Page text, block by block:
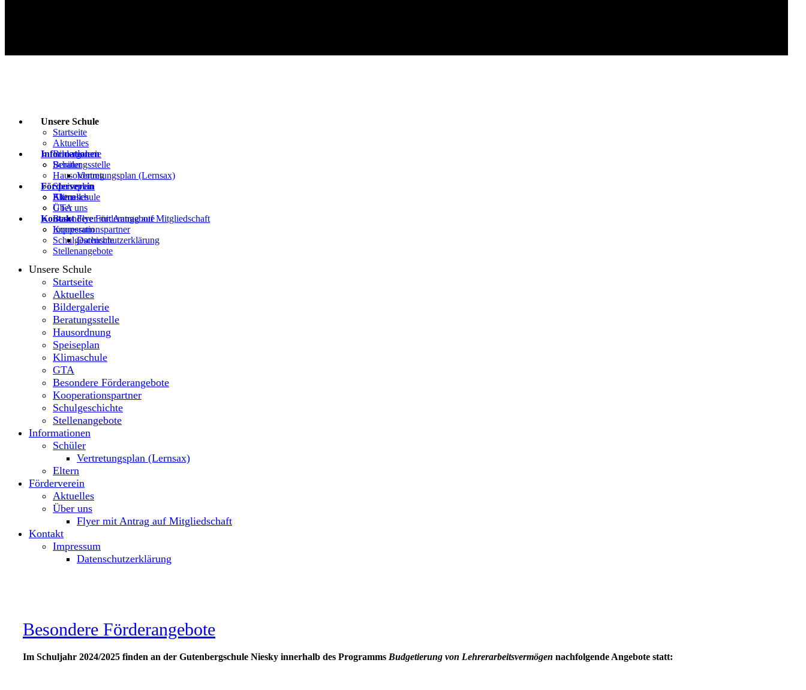
Unsere Schule
Startseite
Aktuelles
Bildergalerie
Beratungsstelle
Hausordnung
Speiseplan
Klimaschule
GTA
Besondere Förderangebote
Kooperationspartner
Schulgeschichte
Stellenangebote
Informationen
Schüler
Vertretungsplan (Lernsax)
Eltern
Förderverein
Aktuelles
Über uns
Flyer mit Antrag auf Mitgliedschaft
Kontakt
Impressum
Datenschutzerklärung
Unsere Schule
Startseite
Aktuelles
Bildergalerie
Beratungsstelle
Hausordnung
Speiseplan
Klimaschule
GTA
Besondere Förderangebote
Kooperationspartner
Schulgeschichte
Stellenangebote
Informationen
Schüler
Vertretungsplan (Lernsax)
Eltern
Förderverein
Aktuelles
Über uns
Flyer mit Antrag auf Mitgliedschaft
Kontakt
Impressum
Datenschutzerklärung
Besondere Förderangebote
Im Schuljahr 2024/2025 finden an der Gutenbergschule Niesky innerhalb des Programms Budgetierung von Lehrerarbeitsvermögen nachfolgende Angebote statt: